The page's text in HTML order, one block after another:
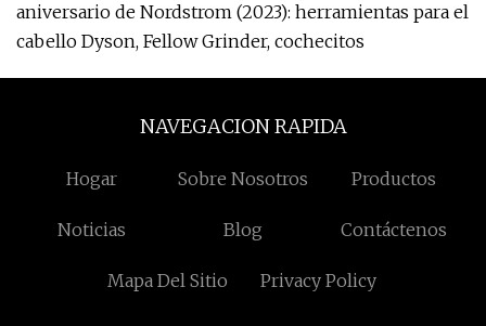
aniversario de Nordstrom (2023): herramientas para el
cabello Dyson, Fellow Grinder, cochecitos
NAVEGACION RAPIDA
Hogar Sobre Nosotros Productos
Noticias Blog Contáctenos
Mapa Del Sitio Privacy Policy